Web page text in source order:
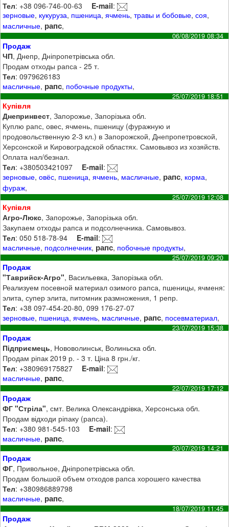
Тел: +38 096-746-00-63 E-mail:
зерновые, кукуруза, пшеница,ячмень,травы и бобовые,соя,
масличные, рапс,
06/08/2019 08:34
Продаж
ЧП, Днепр, Дніпропетрівська обл.
Продам отходы рапса - 25 т.
Тел: 0979626183
масличные, рапс, побочные продукты,
25/07/2019 18:51
Купівля
Днепринвест, Запорожье, Запорізька обл.
Куплю рапс, овес, ячмень, пшеницу (фуражную и
продовольственную 2-3 кл.) в Запорожской, Днепропетровской,
Херсонской и Кировоградской областях. Самовывоз из хозяйств.
Оплата нал/безнал.
Тел: +380503421097 E-mail:
зерновые,овёс, пшеница,ячмень, масличные, рапс, корма,
фураж,
25/07/2019 12:08
Купівля
Агро-Люкс, Запорожье, Запорізька обл.
Закупаем отходы рапса и подсолнечника. Самовывоз.
Тел: 050 518-78-94 E-mail:
масличные, подсолнечник, рапс, побочные продукты,
25/07/2019 09:20
Продаж
"Таврийск-Агро", Васильевка, Запорізька обл.
Реализуем посевной материал озимого рапса, пшеницы, ячменя:
элита, супер элита, питомник размножения, 1 репр.
Тел: +38 097-454-20-80, 099 176-27-07
зерновые, пшеница,ячмень, масличные, рапс, посевматериал,
23/07/2019 15:38
Продаж
Підприємець, Нововолинськ, Волиньска обл.
Продам ріпак 2019 р. - 3 т. Ціна 8 грн./кг.
Тел: +380969175827 E-mail:
масличные, рапс,
22/07/2019 17:12
Продаж
ФГ "Стріла", смт. Велика Олександрівка, Херсонська обл.
Продам відходи ріпаку (рапса).
Тел: +380 981-545-103 E-mail:
масличные, рапс,
20/07/2019 14:21
Продаж
ФГ, Привольное, Дніпропетрівська обл.
Продам большой объем отходов рапса хорошего качества
Тел: +380986889798
масличные, рапс,
18/07/2019 11:45
Продаж